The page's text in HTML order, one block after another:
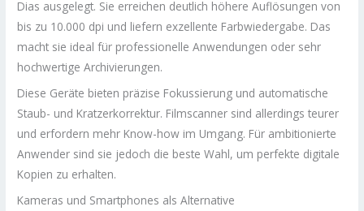
Dias ausgelegt. Sie erreichen deutlich höhere Auflösungen von
bis zu 10.000 dpi und liefern exzellente Farbwiedergabe. Das
macht sie ideal für professionelle Anwendungen oder sehr
hochwertige Archivierungen.
Diese Geräte bieten präzise Fokussierung und automatische
Staub- und Kratzerkorrektur. Filmscanner sind allerdings teurer
und erfordern mehr Know-how im Umgang. Für ambitionierte
Anwender sind sie jedoch die beste Wahl, um perfekte digitale
Kopien zu erhalten.
Kameras und Smartphones als Alternative